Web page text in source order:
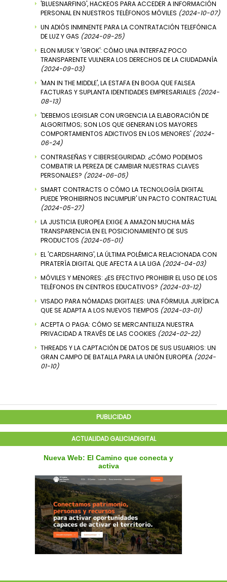
'BLUESNARFING', HACKEOS PARA ACCEDER A INFORMACIÓN
PERSONAL EN NUESTROS TELÉFONOS MÓVILES (2024-10-07)
UN ADIÓS INMINENTE PARA LA CONTRATACIÓN TELEFÓNICA
DE LUZ Y GAS (2024-09-25)
ELON MUSK Y 'GROK': CÓMO UNA INTERFAZ POCO
TRANSPARENTE VULNERA LOS DERECHOS DE LA CIUDADANÍA
(2024-09-03)
'MAN IN THE MIDDLE', LA ESTAFA EN BOGA QUE FALSEA
FACTURAS Y SUPLANTA IDENTIDADES EMPRESARIALES (2024-
08-13)
'DEBEMOS LEGISLAR CON URGENCIA LA ELABORACIÓN DE
ALGORITMOS; SON LOS QUE GENERAN LOS MAYORES
COMPORTAMIENTOS ADICTIVOS EN LOS MENORES' (2024-
06-24)
CONTRASEÑAS Y CIBERSEGURIDAD: ¿CÓMO PODEMOS
COMBATIR LA PEREZA DE CAMBIAR NUESTRAS CLAVES
PERSONALES? (2024-06-05)
SMART CONTRACTS O CÓMO LA TECNOLOGÍA DIGITAL
PUEDE 'PROHIBIRNOS INCUMPLIR' UN PACTO CONTRACTUAL
(2024-05-27)
LA JUSTICIA EUROPEA EXIGE A AMAZON MUCHA MÁS
TRANSPARENCIA EN EL POSICIONAMIENTO DE SUS
PRODUCTOS (2024-05-01)
EL 'CARDSHARING', LA ÚLTIMA POLÉMICA RELACIONADA CON
PIRATERÍA DIGITAL QUE AFECTA A LA LIGA (2024-04-03)
MÓVILES Y MENORES: ¿ES EFECTIVO PROHIBIR EL USO DE LOS
TELÉFONOS EN CENTROS EDUCATIVOS? (2024-03-12)
VISADO PARA NÓMADAS DIGITALES: UNA FÓRMULA JURÍDICA
QUE SE ADAPTA A LOS NUEVOS TIEMPOS (2024-03-01)
ACEPTA O PAGA: CÓMO SE MERCANTILIZA NUESTRA
PRIVACIDAD A TRAVÉS DE LAS COOKIES (2024-02-22)
THREADS Y LA CAPTACIÓN DE DATOS DE SUS USUARIOS: UN
GRAN CAMPO DE BATALLA PARA LA UNIÓN EUROPEA (2024-
01-10)
PUBLICIDAD
ACTUALIDAD GALICIADIGITAL